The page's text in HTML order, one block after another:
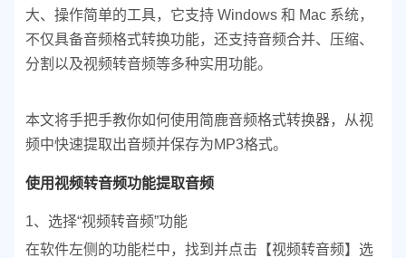
大、操作简单的工具，它支持 Windows 和 Mac 系统，
不仅具备音频格式转换功能，还支持音频合并、压缩、
分割以及视频转音频等多种实用功能。
本文将手把手教你如何使用简鹿音频格式转换器，从视
频中快速提取出音频并保存为MP3格式。
使用视频转音频功能提取音频
1、选择“视频转音频”功能
在软件左侧的功能栏中，找到并点击【视频转音频】选